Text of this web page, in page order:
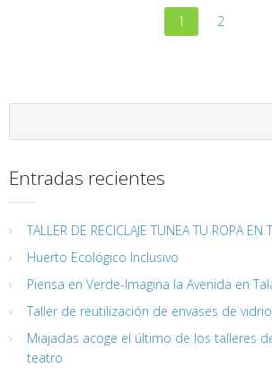
1 2
Entradas recientes
TALLER DE RECICLAJE TUNEA TU ROPA EN
Huerto Ecológico Inclusivo
Piensa en Verde-Imagina la Avenida en
Taller de reutilización de envases de
Miajadas acoge el último de los talleres
teatro